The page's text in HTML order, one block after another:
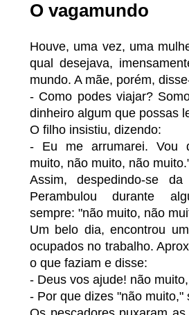
O vagamundo
Houve, uma vez, uma
qual desejava,
mundo. A mãe, porém,
- Como podes viajar?
dinheiro algum que possas
O filho insistiu, dizendo:
- Eu me arrumarei. Vou
muito, não muito, não
Assim, despedindo-se
Perambulou durante
sempre: "não muito, não
Um belo dia, encontrou
ocupados no trabalho.
o que faziam e disse:
- Deus vos ajude! não
- Por que dizes "não muito,"